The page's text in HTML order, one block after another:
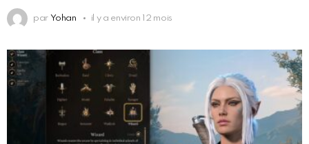
par Yohan il y a environ 12 mois